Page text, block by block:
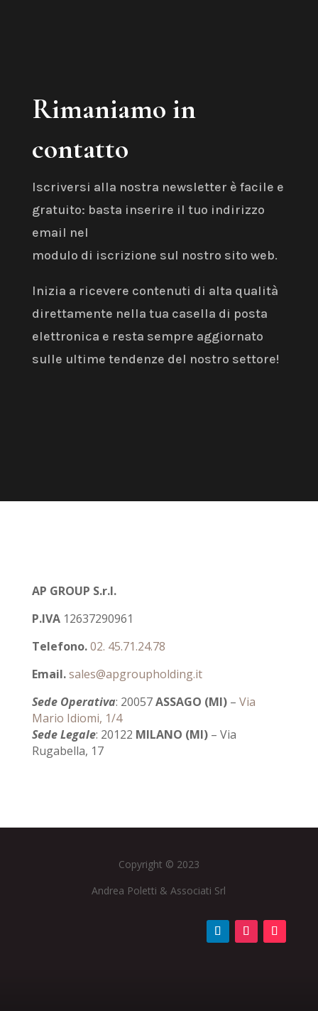
Rimaniamo in
contatto
Iscriversi alla nostra newsletter è facile e
gratuito: basta inserire il tuo indirizzo
email nel
modulo di iscrizione sul nostro sito web.
Inizia a ricevere contenuti di alta qualità
direttamente nella tua casella di posta
elettronica e resta sempre aggiornato
sulle ultime tendenze del nostro settore!
AP GROUP S.r.l.
P.IVA12637290961
Telefono.02. 45.71.24.78
Email.sales@apgroupholding.it
Sede Operativa: 20057ASSAGO (MI)– Via
Mario Idiomi, 1/4
Sede Legale: 20122 MILANO (MI)– Via
Rugabella, 17
Copyright © 2023
Andrea Poletti & Associati Srl